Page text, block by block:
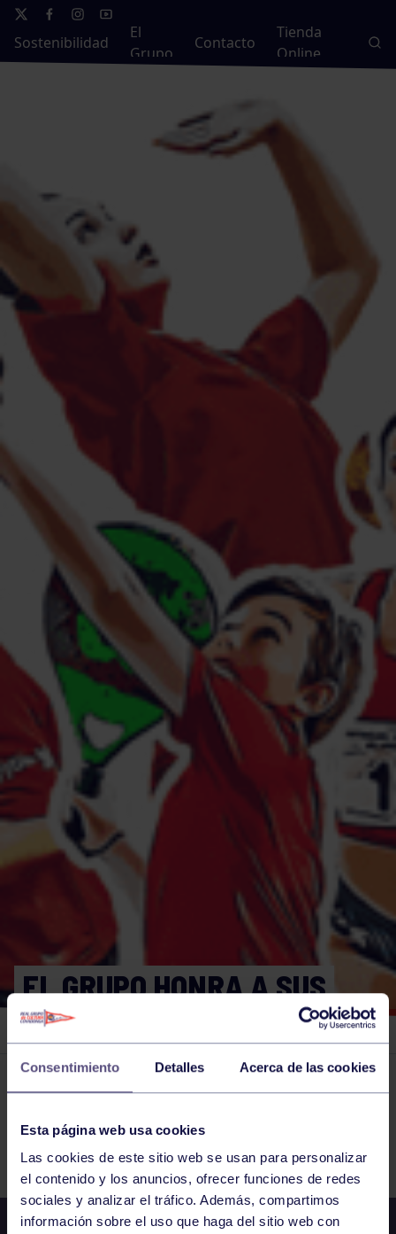
Consentimiento Detalles Acerca de las cookies
Esta página web usa cookies
Las cookies de este sitio web se usan para personalizar
el contenido y los anuncios, ofrecer funciones de redes
sociales y analizar el tráfico. Además, compartimos
información sobre el uso que haga del sitio web con
Sostenibilidad
El
Grupo
Contacto
Tienda
Online
EL GRUPO HONRA A SUS
VETERANOS
El grupo en prensa 31 MAY 2026
Comparte